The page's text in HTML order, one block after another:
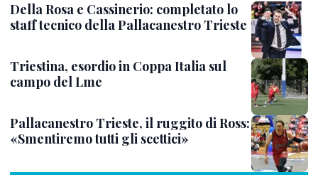
Della Rosa e Cassinerio: completato lo
staff tecnico della Pallacanestro Trieste
Triestina, esordio in Coppa Italia sul
campo del Lme
Pallacanestro Trieste, il ruggito di Ross:
«Smentiremo tutti gli scettici»